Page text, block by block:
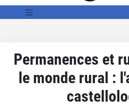
Permanences et
le monde rural :